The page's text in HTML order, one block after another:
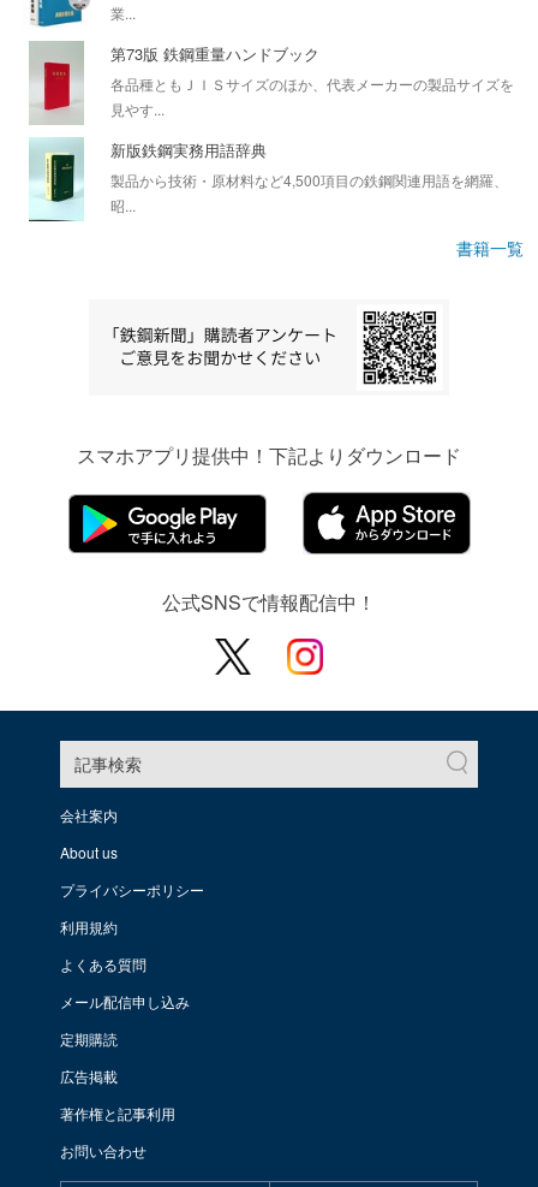
業...
第73版 鉄鋼重量ハンドブック
各品種ともＪＩＳサイズのほか、代表メーカーの製品サイズを
見やす...
新版鉄鋼実務用語辞典
製品から技術・原材料など4,500項目の鉄鋼関連用語を網羅、
昭...
書籍一覧
スマホアプリ提供中！下記よりダウンロード
公式SNSで情報配信中！
記事検索
会社案内
About us
プライバシーポリシー
利用規約
よくある質問
メール配信申し込み
定期購読
広告掲載
著作権と記事利用
お問い合わせ